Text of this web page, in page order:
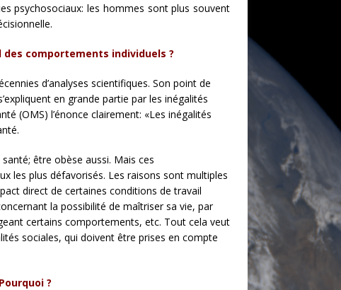
psychosociaux: les hommes sont plus souvent
comportements individuels ?
d’analyses scientifiques. Son point de
en grande partie par les inégalités
(OMS) l’énonce clairement: «Les inégalités
être obèse aussi. Mais ces
les plus défavorisés. Les raisons sont multiples
direct de certaines conditions de travail
la possibilité de maîtriser sa vie, par
certains comportements, etc. Tout cela veut
sociales, qui doivent être prises en compte
?